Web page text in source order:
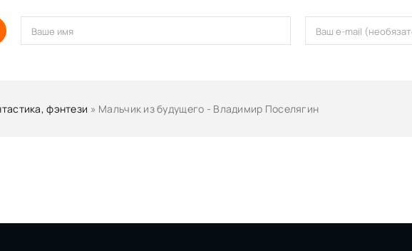
фэнтези » Мальчик из будущего - Владимир Поселягин